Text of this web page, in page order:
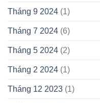
Tháng 9 2024 (1)
Tháng 7 2024 (6)
Tháng 5 2024 (2)
Tháng 2 2024 (1)
Tháng 12 2023 (1)